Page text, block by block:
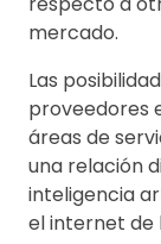
mercado.
Las
proveedores
áreas de
una relación
inteligencia
el internet de